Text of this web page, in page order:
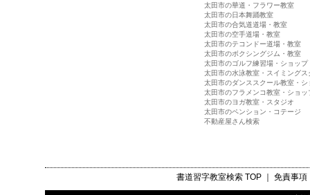
太田市の華道・フラワー教室
太田市の日本舞踊教室
太田市の合気道道場・教室
太田市の空手道場・教室
太田市のテコンドー道場・教室
太田市のボクシングジム・教室
太田市のゴルフ練習場・ショップ
太田市の水泳教室・スイミングス
太田市のダンススクール教室・シ
太田市のフラメンコ教室・ショッ
太田市のヨガ教室・スタジオ
太田市のペンション・コテージ
不動産屋さん検索
書道習字教室検索TOP ｜ 免責事項